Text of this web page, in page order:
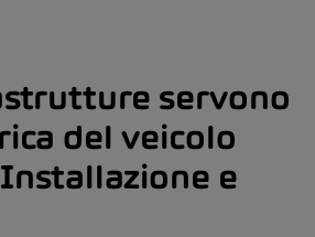
servono
del veicolo
e